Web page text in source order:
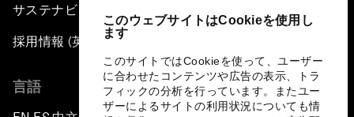
このウェブサイトはCookieを使用し
ます
このサイトではCookieを使って、ユーザー
に合わせたコンテンツや広告の表示、トラ
フィックの分析を行っています。またユー
ザーによるサイトの利用状況についても情
サステナビリティへの取り組み
採用情報 (英語のみ)
言語